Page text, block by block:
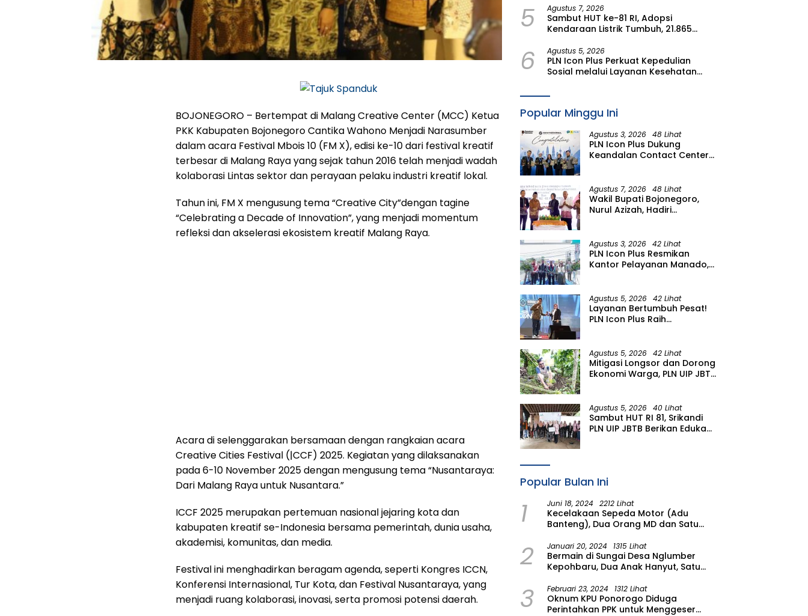
BOJONEGORO – Bertempat di Malang Creative Center (MCC) Ketua
PKK Kabupaten Bojonegoro Cantika Wahono Menjadi Narasumber
dalam acara Festival Mbois 10 (FM X), edisi ke-10 dari festival kreatif
terbesar di Malang Raya yang sejak tahun 2016 telah menjadi wadah
kolaborasi Lintas sektor dan perayaan pelaku industri kreatif lokal.
Tahun ini, FM X mengusung tema “Creative City”dengan tagine
“Celebrating a Decade of Innovation”, yang menjadi momentum
refleksi dan akselerasi ekosistem kreatif Malang Raya.
Acara di selenggarakan bersamaan dengan rangkaian acara
Creative Cities Festival (|CCF) 2025. Kegiatan yang dilaksanakan
pada 6-10 November 2025 dengan mengusung tema “Nusantaraya:
Dari Malang Raya untuk Nusantara.”
ICCF 2025 merupakan pertemuan nasional jejaring kota dan
kabupaten kreatif se-Indonesia bersama pemerintah, dunia usaha,
akademisi, komunitas, dan media.
Festival ini menghadirkan beragam agenda, seperti Kongres ICCN,
Konferensi Internasional, Tur Kota, dan Festival Nusantaraya, yang
menjadi ruang kolaborasi, inovasi, serta promosi potensi daerah.
5 Agustus 7, 2026
Sambut HUT ke-81 RI, Adopsi
Kendaraan Listrik Tumbuh, 21.865
Charging Services PLN pada Semester
I 2026
6 Agustus 5, 2026
PLN Icon Plus Perkuat Kepedulian
Sosial melalui Layanan Kesehatan
Lansia di Malang
Popular Minggu Ini
Agustus 3, 2026 48 Lihat
PLN Icon Plus Dukung
Keandalan Contact Center
Agustus 7, 2026 48 Lihat
Wakil Bupati Bojonegoro,
Nurul Azizah, Hadiri
Agustus 3, 2026 42 Lihat
PLN Icon Plus Resmikan
Kantor Pelayanan Manado,
Agustus 5, 2026 42 Lihat
Layanan Bertumbuh Pesat!
PLN Icon Plus Raih
Agustus 5, 2026 42 Lihat
Mitigasi Longsor dan Dorong
Ekonomi Warga, PLN UIP JBTB
Aren Genjah Asal Aceh di
Banyuwangi
Agustus 5, 2026 40 Lihat
Sambut HUT RI 81, Srikandi
PLN UIP JBTB Berikan Edukasi
Simacan Banyuwangi
Popular Bulan Ini
1 Juni 18, 2024 2212 Lihat
Kecelakaan Sepeda Motor (Adu
Banteng), Dua Orang MD dan Satu
2 Januari 20, 2024 1315 Lihat
Bermain di Sungai Desa Nglumber
Kepohbaru, Dua Anak Hanyut, Satu
Masih Dalam Pencarian
3 Februari 23, 2024 1312 Lihat
Oknum KPU Ponorogo Diduga
Perintahkan PPK untuk Menggeser